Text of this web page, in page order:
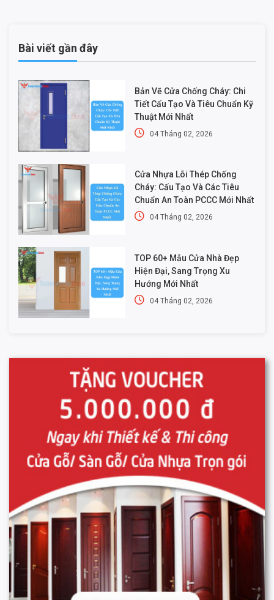
Bài viết gần đây
Bản Vẽ Cửa Chống Cháy: Chi
Tiết Cấu Tạo Và Tiêu Chuẩn Kỹ
Thuật Mới Nhất
04 Tháng 02, 2026
Cửa Nhựa Lõi Thép Chống
Cháy: Cấu Tạo Và Các Tiêu
Chuẩn An Toàn PCCC Mới Nhất
04 Tháng 02, 2026
TOP 60+ Mẫu Cửa Nhà Đẹp
Hiện Đại, Sang Trọng Xu
Hướng Mới Nhất
04 Tháng 02, 2026